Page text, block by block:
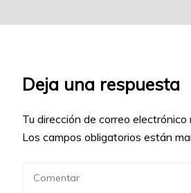
Deja una respuesta
Tu dirección de correo electrónico
Los campos obligatorios están